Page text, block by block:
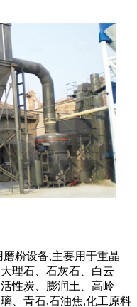
粉设备,主要用于重晶
理石、石灰石、白云
性炭、膨润土、高岭
、青石,石油焦,化工原料